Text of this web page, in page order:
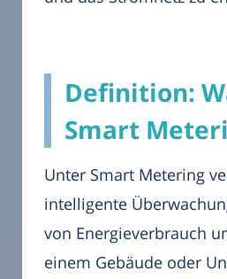
Definition:
Smart
Unter Smart Metering
intelligente
von Energieverbrauch
einem Gebäude oder